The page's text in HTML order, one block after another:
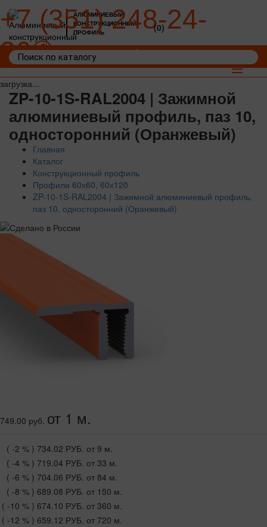
загрузка...
АЛЮМИНИЕВЫЙ
КОНСТРУКЦИОННЫЙ
ПРОФИЛЬ
+7 (351) 248-24-
36
(0)
Toggle
ZP-10-1S-RAL2004 | Зажимной
алюминиевый профиль, паз 10,
односторонний (Оранжевый)
Главная
Каталог
Конструкционный профиль
Профили 60х60, 60х120
ZP-10-1S-RAL2004 | Зажимной алюминиевый профиль,
паз 10, односторонний (Оранжевый)
749.00 руб. от 1 м.
( -2 % ) 734.02 РУБ. от 9 м.
( -4 % ) 719.04 РУБ. от 33 м.
( -6 % ) 704.06 РУБ. от 84 м.
( -8 % ) 689.08 РУБ. от 150 м.
( -10 % ) 674.10 РУБ. от 360 м.
( -12 % ) 659.12 РУБ. от 720 м.